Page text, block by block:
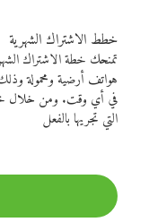
خطط الاشتراك الشهرية
تمنحك خطة الاشتراك
هواتف أرضية ومحمولة
في أي وقت. ومن خلال خطة
التي تجريها بالفعل